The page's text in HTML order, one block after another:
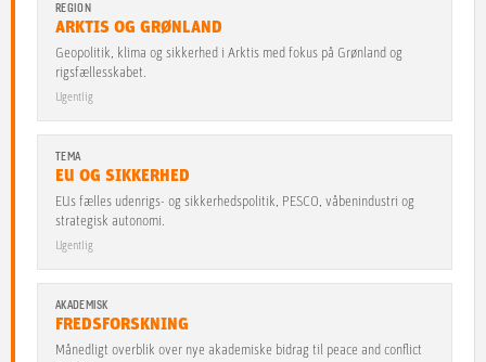
REGION
ARKTIS OG GRØNLAND
Geopolitik, klima og sikkerhed i Arktis med fokus på Grønland og
rigsfællesskabet.
Ugentlig
TEMA
EU OG SIKKERHED
EUs fælles udenrigs- og sikkerhedspolitik, PESCO, våbenindustri og
strategisk autonomi.
Ugentlig
AKADEMISK
FREDSFORSKNING
Månedligt overblik over nye akademiske bidrag til peace and conflict